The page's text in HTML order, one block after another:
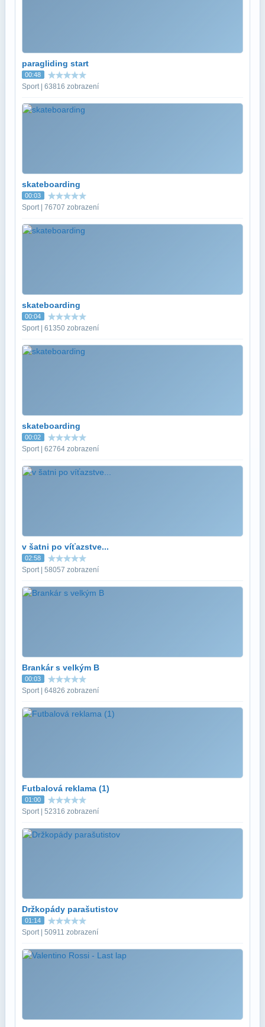
paragliding start
00:48
Sport | 63816 zobrazení
skateboarding
00:03
Sport | 76707 zobrazení
skateboarding
00:04
Sport | 61350 zobrazení
skateboarding
00:02
Sport | 62764 zobrazení
v šatni po víťazstve...
02:58
Sport | 58057 zobrazení
Brankár s velkým B
00:03
Sport | 64826 zobrazení
Futbalová reklama (1)
01:00
Sport | 52316 zobrazení
Držkopády parašutistov
01:14
Sport | 50911 zobrazení